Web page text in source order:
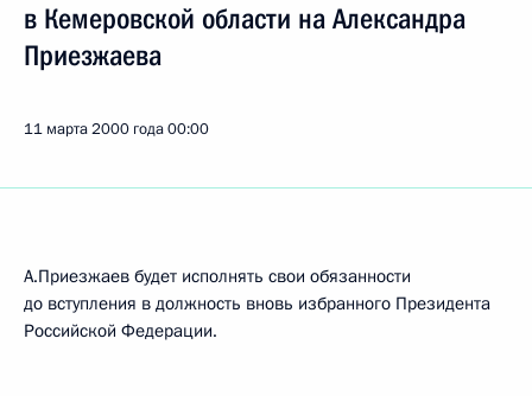
в Кемеровской области на Александра
Приезжаева
11 марта 2000 года00:00
А.Приезжаев будет исполнять свои обязанности
до вступления в должность вновь избранного Президента
Российской Федерации.